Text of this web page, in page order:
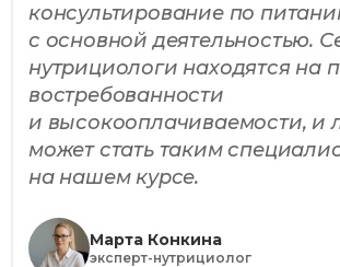
консультирование по
с основной деятельностью.
нутрициологи находятся на
востребованности
и высокооплачиваемости, и
может стать таким
на нашем курсе.
Марта Конкина
эксперт-нутрициолог